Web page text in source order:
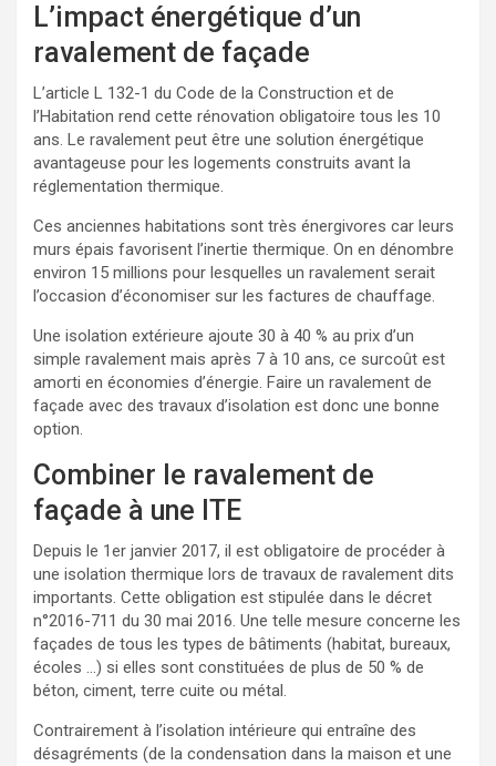
L’impact énergétique d’un
ravalement de façade
L’article L 132-1 du Code de la Construction et de
l’Habitation rend cette rénovation obligatoire tous les 10
ans. Le ravalement peut être une solution énergétique
avantageuse pour les logements construits avant la
réglementation thermique.
Ces anciennes habitations sont très énergivores car leurs
murs épais favorisent l’inertie thermique. On en dénombre
environ 15 millions pour lesquelles un ravalement serait
l’occasion d’économiser sur les factures de chauffage.
Une isolation extérieure ajoute 30 à 40 % au prix d’un
simple ravalement mais après 7 à 10 ans, ce surcoût est
amorti en économies d’énergie. Faire un ravalement de
façade avec des travaux d’isolation est donc une bonne
option.
Combiner le ravalement de
façade à une ITE
Depuis le 1er janvier 2017, il est obligatoire de procéder à
une isolation thermique lors de travaux de ravalement dits
importants. Cette obligation est stipulée dans le décret
n°2016-711 du 30 mai 2016. Une telle mesure concerne les
façades de tous les types de bâtiments (habitat, bureaux,
écoles …) si elles sont constituées de plus de 50 % de
béton, ciment, terre cuite ou métal.
Contrairement à l’isolation intérieure qui entraîne des
désagréments (de la condensation dans la maison et une